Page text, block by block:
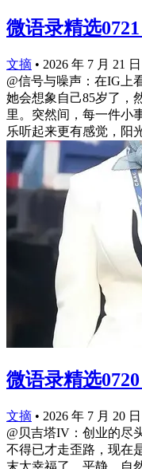
微语录精选
文摘 • 2026 年 7 月 21 日
@信号与噪声：在IG上
她会想象自己85岁了，
里。突然间，每一件小
乐听起来更有感觉，阳
微语录精选
文摘 • 2026 年 7 月 20 日
@贝吉塔IV：创业的尽
不得已才走歪路，现在
末太幸福了。平静，自